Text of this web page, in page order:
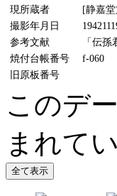
現所蔵者
[静嘉
撮影年月日
参考文献
「伝
焼付台帳番号
f-060
旧原板番号
このデ
まれて